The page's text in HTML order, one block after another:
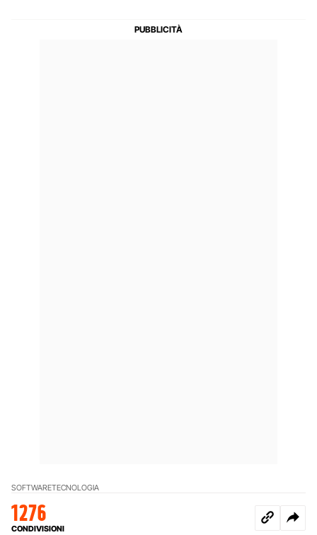
SOFTWARETECNOLOGIA
1276
CONDIVISIONI